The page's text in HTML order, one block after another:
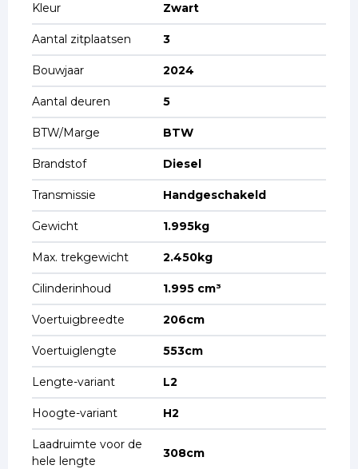
Kleur Zwart
Aantal zitplaatsen 3
Bouwjaar 2024
Aantal deuren 5
BTW/Marge BTW
Brandstof Diesel
Transmissie Handgeschakeld
Gewicht 1.995kg
Max. trekgewicht 2.450kg
Cilinderinhoud 1.995 cm³
Voertuigbreedte 206cm
Voertuiglengte 553cm
Lengte-variant L2
Hoogte-variant H2
Laadruimte voor de
hele lengte
308cm